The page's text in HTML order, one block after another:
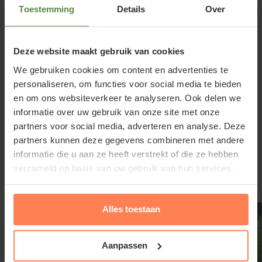
Toestemming Details Over
Deze website maakt gebruik van cookies
We gebruiken cookies om content en advertenties te
personaliseren, om functies voor social media te bieden
en om ons websiteverkeer te analyseren. Ook delen we
informatie over uw gebruik van onze site met onze
partners voor social media, adverteren en analyse. Deze
partners kunnen deze gegevens combineren met andere
informatie die u aan ze heeft verstrekt of die ze hebben
verzameld op basis van uw gebruik van hun services.
Alles toestaan
Aanpassen
bloemtrosjes met zalmoranje bloemen, die bloeien
en elegant boven het blad uitsteken.
Elfenbloem is heel geschikt als bodembedekker
onder heesters en bomen, waar veel andere planten
het zwaarder hebben. Epimedium pubigerum
'Orangekönigin' vormt een dichte, aantrekkelijke
mat die onkruid verdringt. De plant kan redelijk veel
droogte verdragen. Het rustige blad zorgt de rest
van het jaar voor een nette, groene ondergrond. De
naam “elfenbloem” verwijst naar de sierlijke, bijna
sprookjesachtige bloemetjes die in groepen boven
het blad dansen. Epimedium pubigerum
'Orangekönigin' combineert prachtig met andere
Lees meer
Gerelateerde producten